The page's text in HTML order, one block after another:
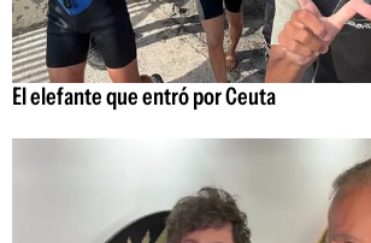
El elefante que entró por Ceuta